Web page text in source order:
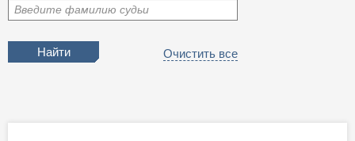
Введите фамилию судьи
Очистить все